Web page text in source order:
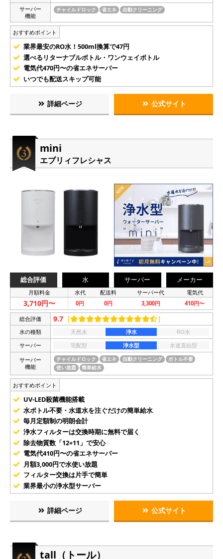
サーバー
機能
チャイルドロック 省エネ 自動クリーニング
おすすめポイント
業界最安のRO水！500ml換算で47円
選べるリターナブルボトル・ワンウェイボトル
電気代470円〜の省エネサーバー
いつでも配送スキップ可能
詳細ページ 公式サイト
mini
エブリィフレシャス
総合評価 水 サーバー メーカー
月額料金 水代 配送料 サーバー代 電気代
3,710円〜 0円 0円 3,300円 410円〜
総合評価 9.7 ［ ］
水の種類 天然水 浄水
RO水
サーバー
宅配型 浄水型
水道直結型
サーバー
機能
チャイルドロック 省エネ 自動クリーニング
ボトル不要
使い放題
簡単給水
おすすめポイント
UV-LED殺菌機能搭載
水ボトル不要・水道水を注ぐだけの簡単給水
毎月定額制の明朗会計
浄水フィルターは交換時期に無料で届く
除去物質数「12+11」で安心
電気代410円〜の省エネサーバー
月額3,000円で水使い放題
フィルター交換は片手で簡単
業界最小の浄水型サーバー
詳細ページ 公式サイト
tall（トール）